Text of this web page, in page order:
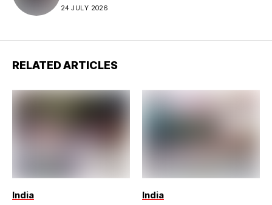
24 JULY 2026
RELATED ARTICLES
India India